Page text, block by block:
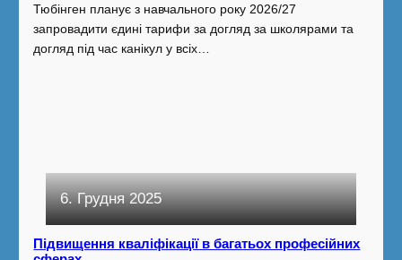
Тюбінген планує з навчального року 2026/27
запровадити єдині тарифи за догляд за школярами та
догляд під час канікул у всіх…
6. Грудня 2025
Підвищення кваліфікації в багатьох професійних